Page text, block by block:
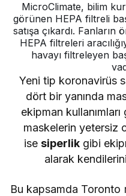
MicroClimate, bilim
görünen HEPA filtreli
satışa çıkardı.
HEPA filtreleri
havayı filtreleyen
Yeni tip koronavirüs
dört bir yanında
ekipman
maskelerin yetersiz
ise siperlikgibi
alarak
Bu kapsamda Toronto